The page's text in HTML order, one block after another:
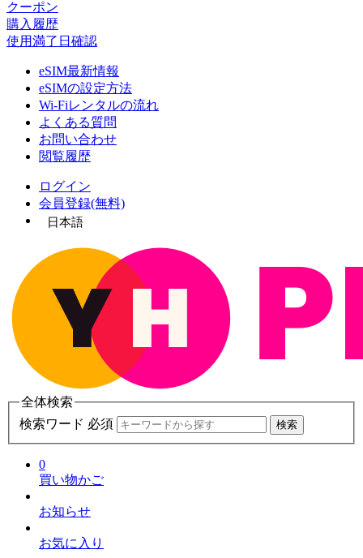
クーポン
購入履歴
使用満了日確認
eSIM最新情報
eSIMの設定方法
Wi-Fiレンタルの流れ
よくある質問
お問い合わせ
閲覧履歴
ログイン
会員登録(無料)
日本語
全体検索
検索ワード 必須
検索
0
買い物かご
お知らせ
お気に入り